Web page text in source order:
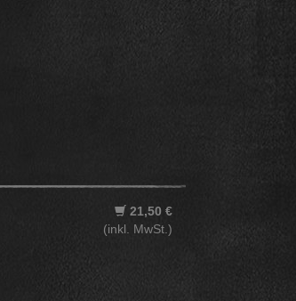
21,50 €
(inkl. MwSt.)